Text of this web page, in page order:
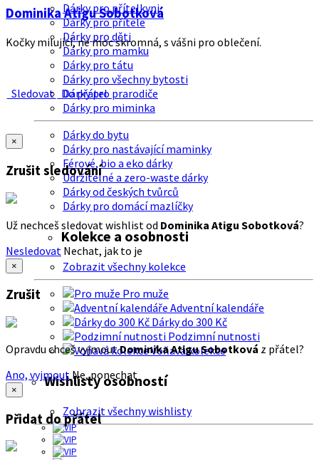
Dárky pro přítelkyni
Dárky pro přítele
Dárky pro děti
Dárky pro mamku
Dárky pro tátu
Dárky pro všechny bytosti
Dárky pro prarodiče
Dárky pro miminka
Dárky do bytu
Dárky pro nastávající maminky
Férové, bio a eko dárky
Udržitelné a zero-waste dárky
Dárky od českých tvůrců
Dárky pro domácí mazlíčky
Kolekce a osobnosti
Zobrazit všechny kolekce
Pro muže
Adventní kalendáře
Dárky do 300 Kč
Podzimní nutnosti
Voňavá kolekce
Wishlisty osobností
Zobrazit všechny wishlisty
Dominika Atigu Sobotková
Kočky milující, ne moc skromná, s vášni pro oblečení.
Sledovat Do přátel
×
Zrušit sledování
Už nechceš sledovat wishlist od Dominika Atigu Sobotková?
Nesledovat Nechat, jak to je
×
Zrušit
Opravdu chceš vyjmoutDominika Atigu Sobotková z přátel?
Ano, vyjmout Ne, ponechat
×
Přidat do přátel